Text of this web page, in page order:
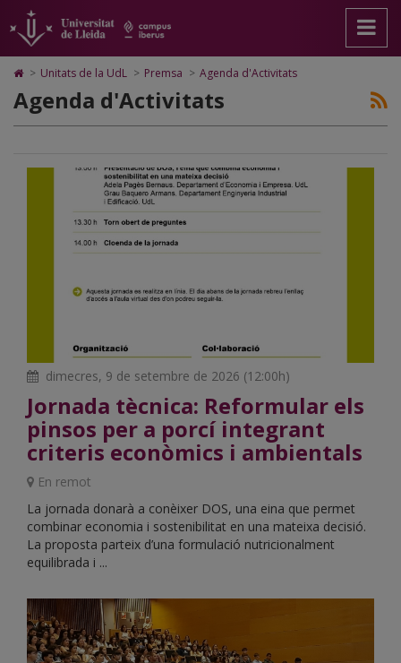
Agenda
d'Activitats
pàgina
principal.
Universitat
contingut
principal
pàgina
Mapa
Web.
Universitat
Lleida
Cerca
Accessibilitat.
Universitat
Lleida
Icono
Home
para
> Unitats de la UdL > Premsa > Agenda d'Activitats
Agenda d'Activitats
dimecres, 9 de setembre de 2026 (12:00h)
Jornada tècnica: Reformular els
pinsos per a porcí integrant
criteris econòmics i ambientals
Lloc:
En remot
La jornada donarà a conèixer DOS, una eina que permet
combinar economia i sostenibilitat en una mateixa decisió.
La proposta parteix d’una formulació nutricionalment
equilibrada i ...